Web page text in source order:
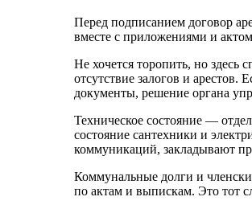
Перед подписанием договор
вместе с приложениями и
Не хочется торопить, но здесь
отсутствие залогов и арестов.
документы, решение органа
Техническое состояние —
состояние сантехники и
коммуникаций, закладывают
Коммунальные долги и
по актам и выпискам. Это тот